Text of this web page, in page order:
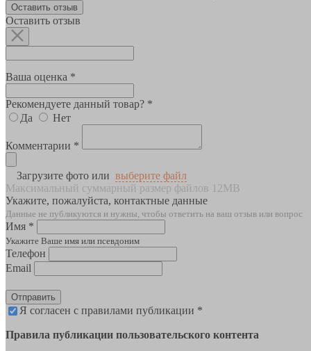
Оставить отзыв
Оставить отзыв
Ваша оценка *
Рекомендуете данный товар? *
Да
Нет
Комментарии *
Загрузите фото или выберите файл
Максимальный суммарный размер файлов 12MB
Укажите, пожалуйста, контактные данные
Данные не публикуются и нужны, чтобы ответить на ваш отзыв или вопрос
Имя *
Укажите Ваше имя или псевдоним
Телефон
Email
Отправить
Я согласен с правилами публикации *
Правила публикации пользовательского контента